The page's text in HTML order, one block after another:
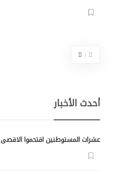
أحدث الأخبار
عشرات المستوطنين اقتحموا الاقصى